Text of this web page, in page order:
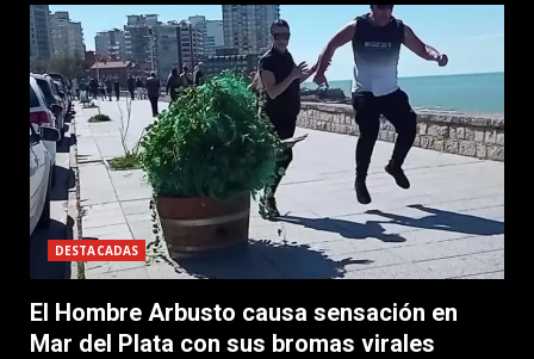
DESTACADAS
El Hombre Arbusto causa sensación en
Mar del Plata con sus bromas virales